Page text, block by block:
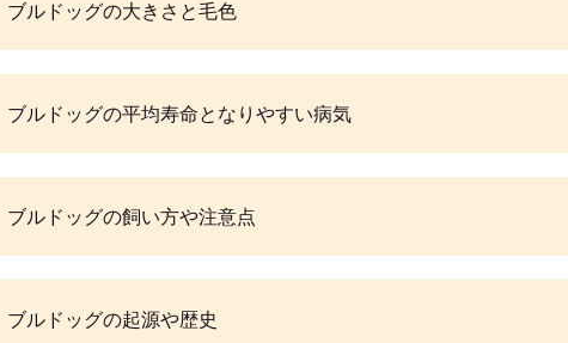
ブルドッグの大きさと毛色
ブルドッグの平均寿命となりやすい病気
ブルドッグの飼い方や注意点
ブルドッグの起源や歴史